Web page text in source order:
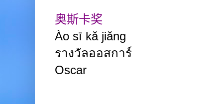
奥斯卡奖
Ào sī kǎ jiǎng
รางวัลออสการ์
Oscar